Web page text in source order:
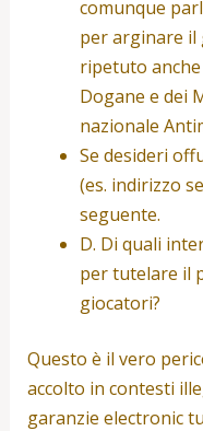
comunque
per arginare il
ripetuto anche
Dogane e dei
nazionale
Se desideri
(es. indirizzo
seguente.
D. Di quali
per tutelare il
giocatori?
Questo è il vero
accolto in contesti
garanzie electronic